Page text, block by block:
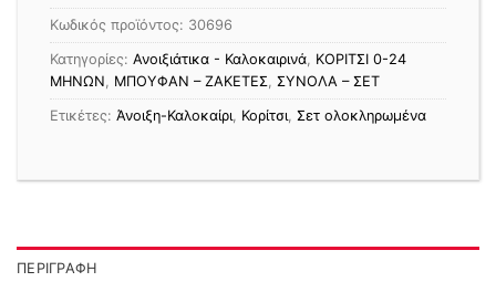
Κωδικός προϊόντος: 30696
Κατηγορίες: Ανοιξιάτικα - Καλοκαιρινά, ΚΟΡΙΤΣΙ 0-24
MΗΝΩΝ, ΜΠΟΥΦΑΝ – ΖΑΚΕΤΕΣ, ΣΥΝΟΛΑ – ΣΕΤ
Ετικέτες: Άνοιξη-Καλοκαίρι, Κορίτσι, Σετ ολοκληρωμένα
ΠΕΡΙΓΡΑΦΉ